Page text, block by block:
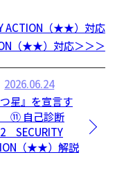
ACTION（★★）対応
（★★）対応＞＞＞
2026.06.24
つ星』を宣言す
⑪ 自己診断
SECURITY
（★★）解説